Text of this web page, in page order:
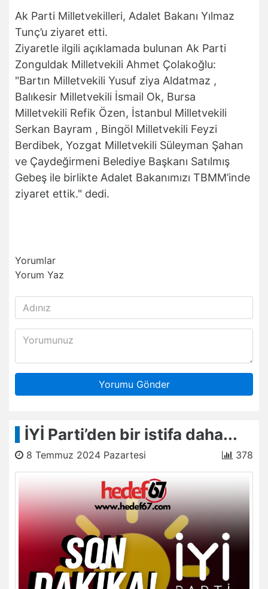
Ak Parti Milletvekilleri, Adalet Bakanı Yılmaz
Tunç’u ziyaret etti.
Ziyaretle ilgili açıklamada bulunan Ak Parti
Zonguldak Milletvekili Ahmet Çolakoğlu:
"Bartın Milletvekili Yusuf ziya Aldatmaz ,
Balıkesir Milletvekili İsmail Ok, Bursa
Milletvekili Refik Özen, İstanbul Milletvekili
Serkan Bayram , Bingöl Milletvekili Feyzi
Berdibek, Yozgat Milletvekili Süleyman Şahan
ve Çaydeğirmeni Belediye Başkanı Satılmış
Gebeş ile birlikte Adalet Bakanımızı TBMM’inde
ziyaret ettik." dedi.
Yorumlar
Yorum Yaz
Yorumu Gönder
İYİ Parti’den bir istifa daha...
8 Temmuz 2024 Pazartesi 378